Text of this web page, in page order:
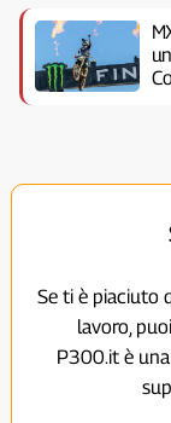
Se ti è piaciuto
lavoro,
P300.it è